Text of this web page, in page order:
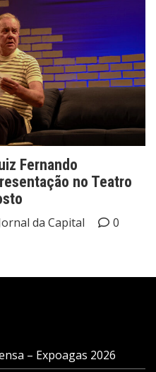
Fernando
no Teatro
da Capital 0
– Expoagas 2026